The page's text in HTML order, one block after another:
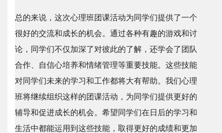
总的来说，这次心理班团课活动为同学们提供了一个
很好的交流和成长的机会。通过各种有趣的游戏和讨
论，同学们不仅加深了对彼此的了解，还学会了团队
合作、自信心培养和情绪管理等重要技能。这些技能
对同学们未来的学习和工作都将大有帮助。我们心理
班将继续组织这样的团课活动，为同学们提供更好的
辅导和促进成长的机会。希望同学们在日后的学习和
生活中都能运用到这些技能，取得更好的成绩和更加